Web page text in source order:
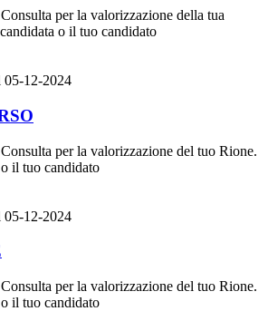
per la valorizzazione della tua
o il tuo candidato
05-12-2024
per la valorizzazione del tuo Rione.
il tuo candidato
05-12-2024
per la valorizzazione del tuo Rione.
il tuo candidato